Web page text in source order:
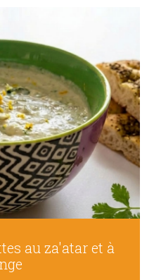
au za'atar et à